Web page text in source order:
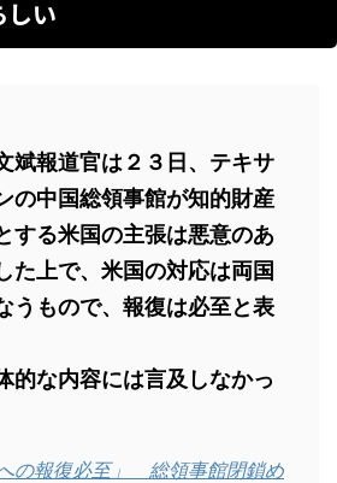
しい
斌報道官は２３日、テキサ
の中国総領事館が知的財産
する米国の主張は悪意のあ
た上で、米国の対応は両国
うもので、報復は必至と表
的な内容には言及しなかっ
の報復必至」 総領事館閉鎖め